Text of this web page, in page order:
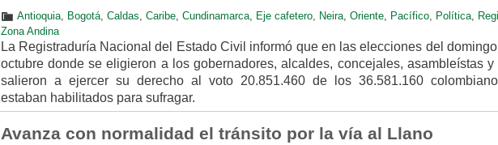
Antioquia, Bogotá, Caldas Caribe, Cundinamarca, Eje cafetero, Neira, Oriente, Pacífico, Política,
Zona Andina
La Registraduría Nacional del Estado Civil informó que en las elecciones del
octubre donde se eligieron a los gobernadores, alcaldes, concejales, asambleístas y
salieron a ejercer su derecho al voto 20.851.460 de los 36.581.160
estaban habilitados para sufragar.
Avanza con normalidad el tránsito por la vía al Llano